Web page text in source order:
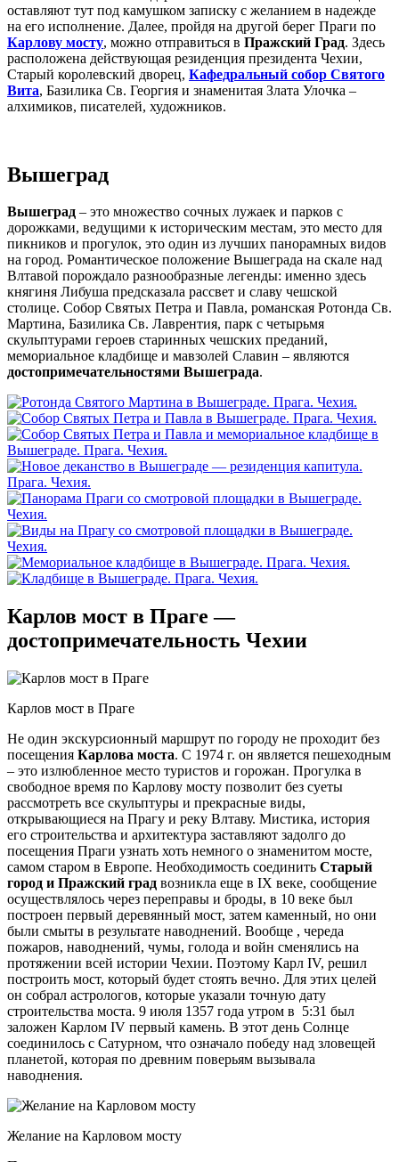
оставляют тут под камушком записку с желанием в надежде
на его исполнение. Далее, пройдя на другой берег Праги по
Карлову мосту, можно отправиться в Пражский Град. Здесь
расположена действующая резиденция президента Чехии,
Старый королевский дворец, Кафедральный собор Святого
Вита, Базилика Св. Георгия и знаменитая Злата Улочка –
алхимиков, писателей, художников.
Вышеград
Вышеград – это множество сочных лужаек и парков с
дорожками, ведущими к историческим местам, это место для
пикников и прогулок, это один из лучших панорамных видов
на город. Романтическое положение Вышеграда на скале над
Влтавой порождало разнообразные легенды: именно здесь
княгиня Либуша предсказала рассвет и славу чешской
столице. Собор Святых Петра и Павла, романская Ротонда Св.
Мартина, Базилика Св. Лаврентия, парк с четырьмя
скульптурами героев старинных чешских преданий,
мемориальное кладбище и мавзолей Славин – являются
достопримечательностями Вышеграда.
Карлов мост в Праге —
достопримечательность Чехии
Карлов мост в Праге
Не один экскурсионный маршрут по городу не проходит без
посещения Карлова моста. С 1974 г. он является пешеходным
– это излюбленное место туристов и горожан. Прогулка в
свободное время по Карлову мосту позволит без суеты
рассмотреть все скульптуры и прекрасные виды,
открывающиеся на Прагу и реку Влтаву. Мистика, история
его строительства и архитектура заставляют задолго до
посещения Праги узнать хоть немного о знаменитом мосте,
самом старом в Европе. Необходимость соединить Старый
город и Пражский град возникла еще в IX веке, сообщение
осуществлялось через переправы и броды, в 10 веке был
построен первый деревянный мост, затем каменный, но они
были смыты в результате наводнений. Вообще , череда
пожаров, наводнений, чумы, голода и войн сменялись на
протяжении всей истории Чехии. Поэтому Карл IV, решил
построить мост, который будет стоять вечно. Для этих целей
он собрал астрологов, которые указали точную дату
строительства моста. 9 июля 1357 года утром в 5:31 был
заложен Карлом IV первый камень. В этот день Солнце
соединилось с Сатурном, что означало победу над зловещей
планетой, которая по древним поверьям вызывала
наводнения.
Желание на Карловом мосту